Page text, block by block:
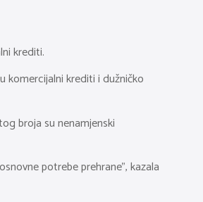
krediti.
komercijalni krediti i dužničko
broja su nenamjenski
potrebe prehrane”, kazala